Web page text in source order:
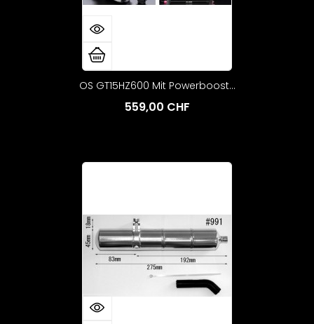
OS GT15HZ600 Mit Powerboost...
559,00 CHF